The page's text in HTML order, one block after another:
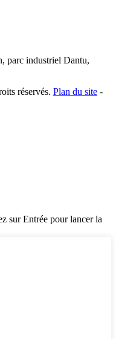
parc industriel Dantu,
réservés. Plan du site -
sur Entrée pour lancer la